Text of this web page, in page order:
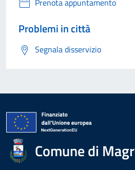
Prenota appuntamento
Problemi in città
Segnala disservizio
Comune di